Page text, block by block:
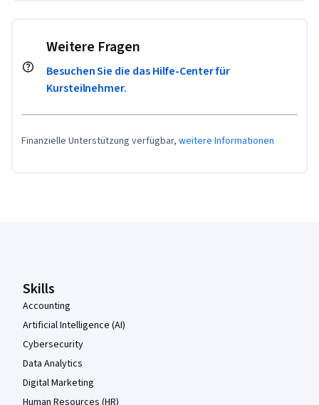
Weitere Fragen
Besuchen Sie die das Hilfe-Center für
Kursteilnehmer.
Finanzielle Unterstützung verfügbar, weitere Informationen
Skills
Accounting
Artificial Intelligence (AI)
Cybersecurity
Data Analytics
Digital Marketing